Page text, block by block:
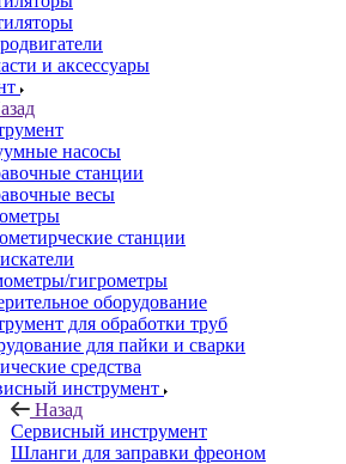
и аксессуары
насосы
станции
весы
станции
гигрометры
оборудование
для обработки труб
для пайки и сварки
средства
инструмент
Назад
Сервисный инструмент
Шланги для заправки фреоном